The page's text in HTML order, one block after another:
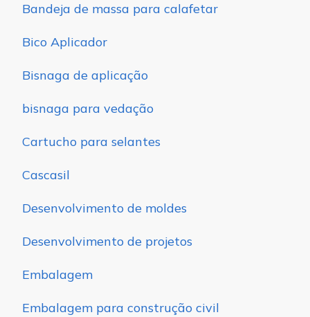
Bandeja de massa para calafetar
Bico Aplicador
Bisnaga de aplicação
bisnaga para vedação
Cartucho para selantes
Cascasil
Desenvolvimento de moldes
Desenvolvimento de projetos
Embalagem
Embalagem para construção civil